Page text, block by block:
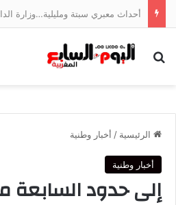
أحداث معبري سبتة ومليلية…وزارة
بحث عن
الرئيسية / أخبار وطنية
أخبار وطنية
إلى حدود السابعة